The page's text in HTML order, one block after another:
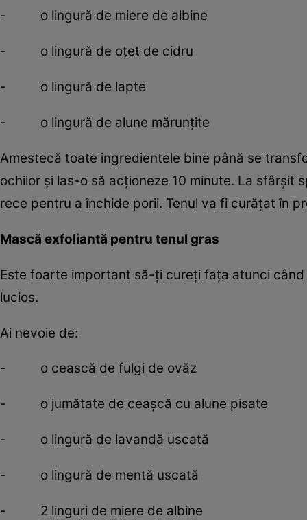
- o lingură de miere de albine
- o lingură de oţet de cidru
- o lingură de lapte
- o lingură de alune mărunţite
Amestecă toate ingredientele bine până se
ochilor şi las-o să acţioneze 10 minute. La
rece pentru a închide porii. Tenul va fi curăţat în
Mască exfoliantă pentru tenul gras
Este foarte important să-ţi cureţi faţa atunci
lucios.
Ai nevoie de:
- o cească de fulgi de ovăz
- o jumătate de ceaşcă cu alune pisate
- o lingură de lavandă uscată
- o lingură de mentă uscată
- 2 linguri de miere de albine